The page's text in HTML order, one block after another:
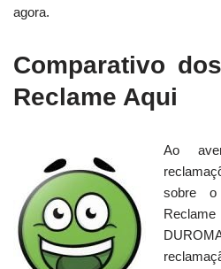
agora.
Comparativo
Reclame Aqui
Ao
sobre